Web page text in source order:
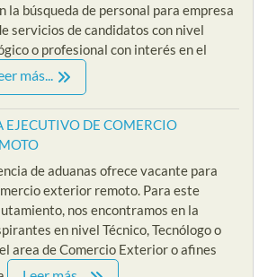
la búsqueda de personal para empresa
servicios de candidatos con nivel
o profesional con interés en el
más...
EJECUTIVO DE COMERCIO
de aduanas ofrece vacante para
exterior remoto. Para este
nos encontramos en la
en nivel Técnico, Tecnólogo o
area de Comercio Exterior o afines